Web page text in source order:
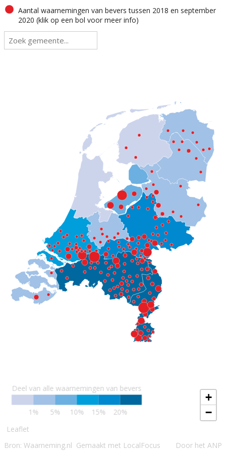
Aantal waarnemingen van bevers tussen 2018 en september
2020 (klik op een bol voor meer info)
Bron: Waarneming.nl Door het ANP
Gemaakt met LocalFocus
Leaflet
+
−
Deel van alle waarnemingen van bevers
1% 5% 10% 15% 20%